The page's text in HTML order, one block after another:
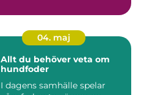
04. maj
Allt du behöver veta om
hundfoder
I dagens samhälle spelar